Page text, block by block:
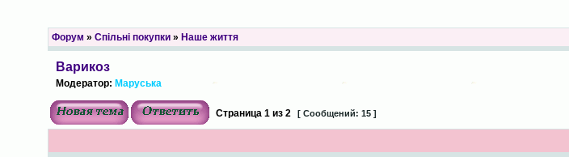
Форум » Спільні покупки» Наше життя
Варикоз
Модератор: Маруська
Страница 1из 2 [ Сообщений: 15 ]